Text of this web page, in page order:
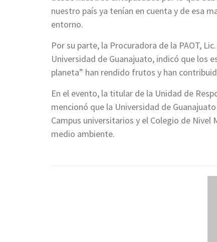
nuestro país ya tenían en cuenta y de esa
entorno.
Por su parte, la Procuradora de la PAOT,
Universidad de Guanajuato, indicó que los
planeta” han rendido frutos y han
En el evento, la titular de la Unidad de
mencionó que la Universidad de
Campus universitarios y el Colegio de
medio ambiente.